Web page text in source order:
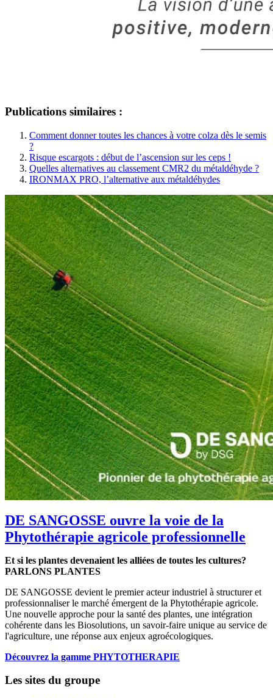
Publications similaires :
Comment donner toutes les chances à votre colza dès le semis
?
Risque escargots : début de l’ascension sur les ceps !
Quelles alternatives au classement CMR2 du métaldéhyde ?
IRONMAX PRO, l’alternative aux métaldéhydes
DE SANGOSSE ouvre la voie de la
Phytothérapie agricole professionnelle
Et si les plantes devenaient les alliées de toutes les cultures?
PARLONS PLANTES
DE SANGOSSE devient le premier acteur industriel à structurer et
professionnaliser le marché émergent de la Phytothérapie agricole.
Une nouvelle approche pour la santé des plantes, une intégration
cohérente dans les Biosolutions, un savoir-faire unique au service de
l'agriculture, une réponse aux enjeux agroécologiques.
Découvrez la gamme PHYTOTHERAPIE
Les sites du groupe